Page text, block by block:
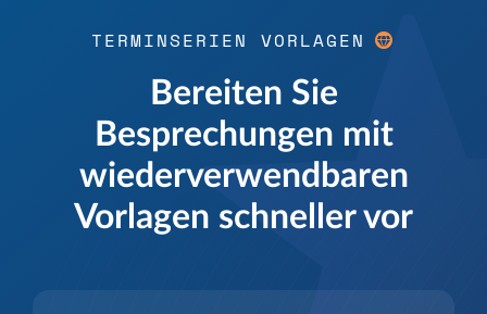
TERMINSERIEN VORLAGEN
Bereiten Sie
Besprechungen mit
wiederverwendbaren
Vorlagen schneller vor